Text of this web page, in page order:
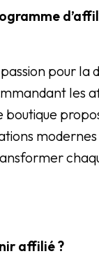
pour la
les
boutique
affilié ?